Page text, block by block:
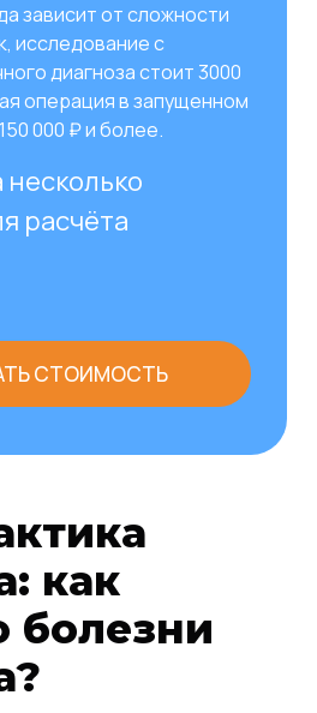
зависит от сложности
исследование с
диагноза стоит 3000
операция в запущенном
000 ₽ и более.
расчёта
СТОИМОСТЬ
как
болезни